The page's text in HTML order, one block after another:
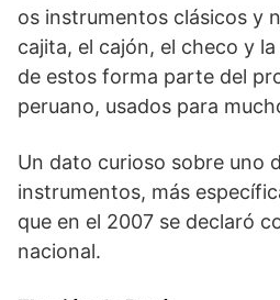
os instrumentos clásicos y
cajita, el cajón, el checo y
de estos forma parte del
peruano, usados para
Un dato curioso sobre uno
instrumentos, más
que en el 2007 se declaró
nacional.